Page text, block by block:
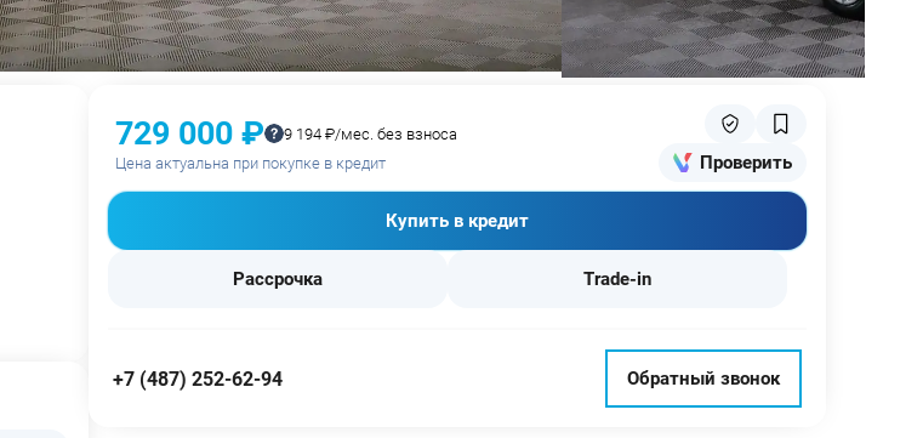
729 000 ₽
9 194 ₽/мес. без взноса
Цена актуальна при покупке в кредит
Проверить
Купить в кредит
Рассрочка Trade-in
+7 (487) 252-62-94 Обратный звонок